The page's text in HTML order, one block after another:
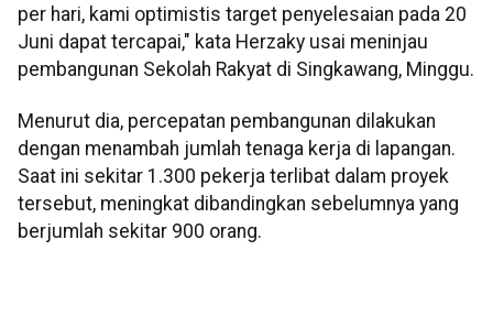
per hari, kami optimistis target penyelesaian pada 20
Juni dapat tercapai," kata Herzaky usai meninjau
pembangunan Sekolah Rakyat di Singkawang, Minggu.
Menurut dia, percepatan pembangunan dilakukan
dengan menambah jumlah tenaga kerja di lapangan.
Saat ini sekitar 1.300 pekerja terlibat dalam proyek
tersebut, meningkat dibandingkan sebelumnya yang
berjumlah sekitar 900 orang.